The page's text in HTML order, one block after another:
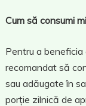
Cum să consumi
Pentru a
recomandat să
sau adăugate în
porție zilnică de